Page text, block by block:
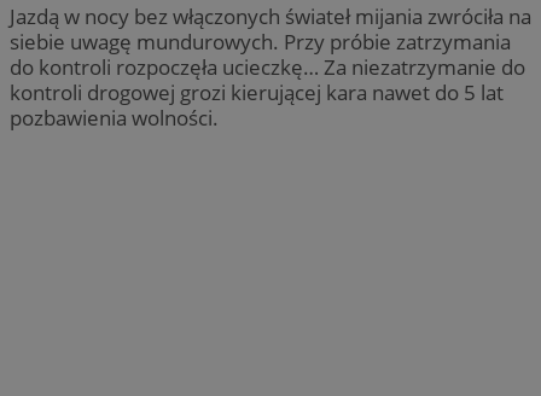
Jazdą w nocy bez włączonych świateł mijania zwróciła na
siebie uwagę mundurowych. Przy próbie zatrzymania
do kontroli rozpoczęła ucieczkę… Za niezatrzymanie do
kontroli drogowej grozi kierującej kara nawet do 5 lat
pozbawienia wolności.